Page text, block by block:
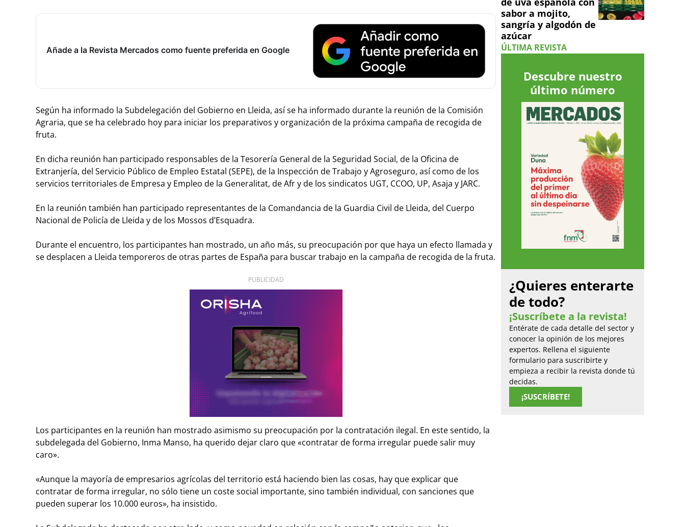
Añade a la Revista Mercados como fuente preferida en Google
Según ha informado la Subdelegación del Gobierno en Lleida, así se ha informado durante la reunión de la Comisión
Agraria, que se ha celebrado hoy para iniciar los preparativos y organización de la próxima campaña de recogida de
fruta.
En dicha reunión han participado responsables de la Tesorería General de la Seguridad Social, de la Oficina de
Extranjería, del Servicio Público de Empleo Estatal (SEPE), de la Inspección de Trabajo y Agroseguro, así como de los
servicios territoriales de Empresa y Empleo de la Generalitat, de Afr y de los sindicatos UGT, CCOO, UP, Asaja y JARC.
En la reunión también han participado representantes de la Comandancia de la Guardia Civil de Lleida, del Cuerpo
Nacional de Policía de Lleida y de los Mossos d’Esquadra.
Durante el encuentro, los participantes han mostrado, un año más, su preocupación por que haya un efecto llamada y
se desplacen a Lleida temporeros de otras partes de España para buscar trabajo en la campaña de recogida de la fruta.
PUBLICIDAD
Los participantes en la reunión han mostrado asimismo su preocupación por la contratación ilegal. En este sentido, la
subdelegada del Gobierno, Inma Manso, ha querido dejar claro que «contratar de forma irregular puede salir muy
caro».
«Aunque la mayoría de empresarios agrícolas del territorio está haciendo bien las cosas, hay que explicar que
contratar de forma irregular, no sólo tiene un coste social importante, sino también individual, con sanciones que
pueden superar los 10.000 euros», ha insistido.
sabor a mojito,
sangría y algodón de
azúcar
ÚLTIMA REVISTA
Descubre nuestro
último número
¿Quieres enterarte
de todo?
¡Suscríbete a la revista!
Entérate de cada detalle del sector y
conocer la opinión de los mejores
expertos. Rellena el siguiente
formulario para suscribirte y
empieza a recibir la revista donde tú
decidas.
¡SUSCRÍBETE!